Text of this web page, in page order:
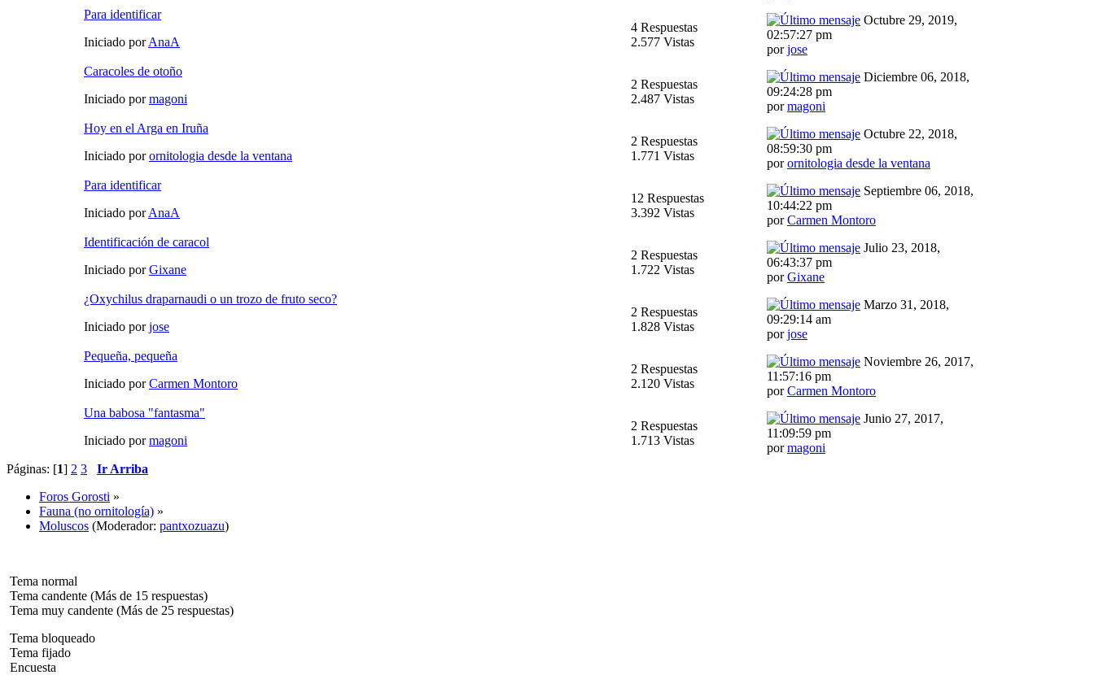
Para identificar
Iniciado porAnaA
4 Respuestas
2.577 Vistas
Octubre 29, 2019,
02:57:27 pm
porjose
Caracoles de otoño
Iniciado pormagoni
2 Respuestas
2.487 Vistas
Diciembre 06, 2018,
09:24:28 pm
pormagoni
Hoy en el Arga en Iruña
Iniciado porornitologia desde la ventana
2 Respuestas
1.771 Vistas
Octubre 22, 2018,
08:59:30 pm
porornitologia desde la ventana
Para identificar
Iniciado porAnaA
12 Respuestas
3.392 Vistas
Septiembre 06, 2018,
10:44:22 pm
porCarmen Montoro
Identificación de caracol
Iniciado porGixane
2 Respuestas
1.722 Vistas
Julio 23, 2018,
06:43:37 pm
porGixane
¿Oxychilus draparnaudi o un trozo de fruto seco?
Iniciado porjose
2 Respuestas
1.828 Vistas
Marzo 31, 2018,
09:29:14 am
porjose
Pequeña, pequeña
Iniciado porCarmen Montoro
2 Respuestas
2.120 Vistas
Noviembre 26, 2017,
11:57:16 pm
porCarmen Montoro
Una babosa "fantasma"
Iniciado pormagoni
2 Respuestas
1.713 Vistas
Junio 27, 2017,
11:09:59 pm
pormagoni
Páginas: [1] 2 3
Ir Arriba
Foros Gorosti »
Fauna (no ornitología) »
Moluscos (Moderador: pantxozuazu)
Tema normal
Tema candente (Más de 15 respuestas)
Tema muy candente (Más de 25 respuestas)
Tema bloqueado
Tema fijado
Encuesta